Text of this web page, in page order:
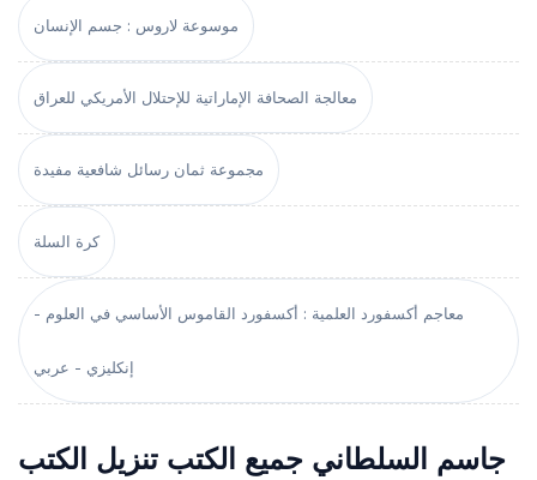
موسوعة لاروس : جسم الإنسان
معالجة الصحافة الإماراتية للإحتلال الأمريكي للعراق
مجموعة ثمان رسائل شافعية مفيدة
كرة السلة
معاجم أكسفورد العلمية : أكسفورد القاموس الأساسي في العلوم -
إنكليزي - عربي
جاسم السلطاني جميع الكتب تنزيل الكتب